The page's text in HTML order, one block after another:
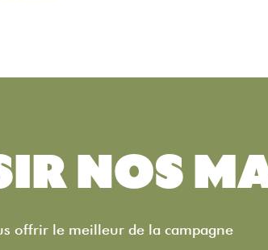
NOS
offrir le meilleur de la campagne